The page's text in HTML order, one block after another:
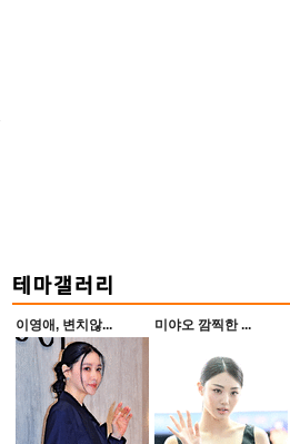
이영애, 변치않... 미야오 깜찍한 ...